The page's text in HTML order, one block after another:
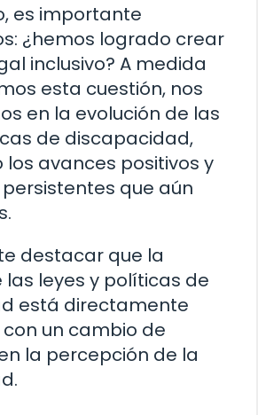
es importante
¿hemos logrado crear
inclusivo? A medida
esta cuestión, nos
en la evolución de las
de discapacidad,
avances positivos y
que aún
destacar que la
las leyes y políticas de
está directamente
un cambio de
la percepción de la